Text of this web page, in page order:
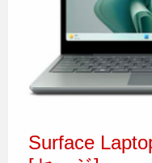
Surface